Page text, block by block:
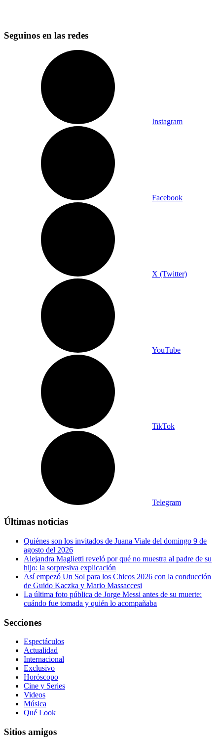
Seguinos en las redes
Instagram
Facebook
X (Twitter)
YouTube
TikTok
Telegram
Últimas noticias
Quiénes son los invitados de Juana Viale del domingo 9 de
agosto del 2026
Alejandra Maglietti reveló por qué no muestra al padre de su
hijo: la sorpresiva explicación
Así empezó Un Sol para los Chicos 2026 con la conducción
de Guido Kaczka y Mario Massaccesi
La última foto pública de Jorge Messi antes de su muerte:
cuándo fue tomada y quién lo acompañaba
Secciones
Espectáculos
Actualidad
Internacional
Exclusivo
Horóscopo
Cine y Series
Videos
Música
Qué Look
Sitios amigos